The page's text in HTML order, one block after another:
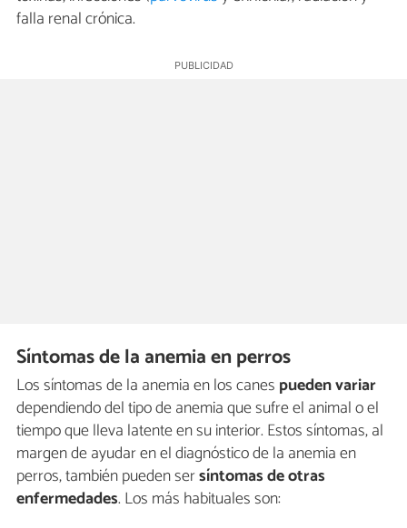
falla renal crónica.
Síntomas de la anemia en perros
Los síntomas de la anemia en los canes pueden variar
dependiendo del tipo de anemia que sufre el animal o el
tiempo que lleva latente en su interior. Estos síntomas, al
margen de ayudar en el diagnóstico de la anemia en
perros, también pueden sersíntomas de otras
enfermedades. Los más habituales son: